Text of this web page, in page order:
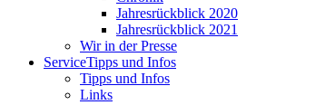
Jahresrückblick 2020
Jahresrückblick 2021
Wir in der Presse
ServiceTipps und Infos
Tipps und Infos
Links